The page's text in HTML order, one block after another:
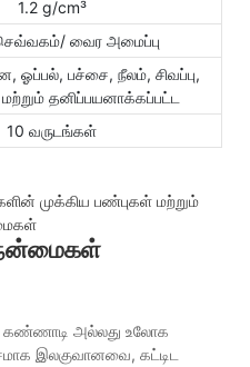
1.2 g/cm³
வைர அமைப்பு
ஓப்பல், பச்சை, நீலம், சிவப்பு,
தனிப்பயனாக்கப்பட்ட
10 வருடங்கள்
முக்கிய பண்புகள் மற்றும்
நன்மைகள்
கண்ணாடி அல்லது உலோக
இலகுவானவை, கட்டிட